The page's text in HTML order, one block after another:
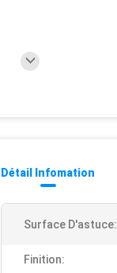
Détail Infomation
Surface D'astuce:
Finition: